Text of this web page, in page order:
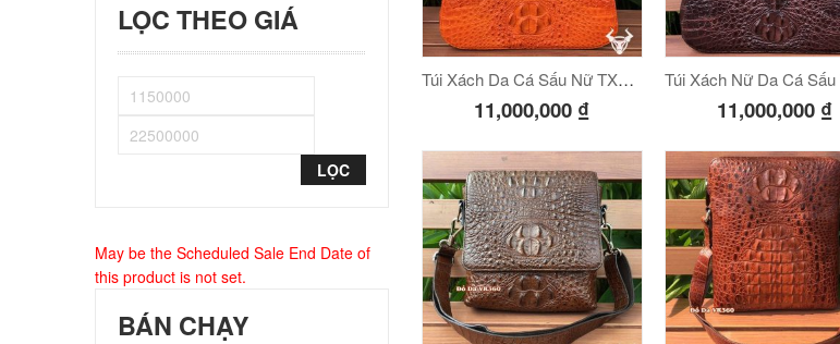
LỌC THEO GIÁ
LỌC
May be the Scheduled Sale End Date of
this product is not set.
BÁN CHẠY
Túi Xách Da Cá Sấu Nữ TX07 Vàng Cam
11,000,000 ₫ 11,000,000 ₫